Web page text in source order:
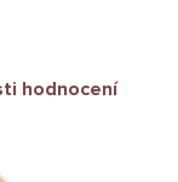
hodnocení